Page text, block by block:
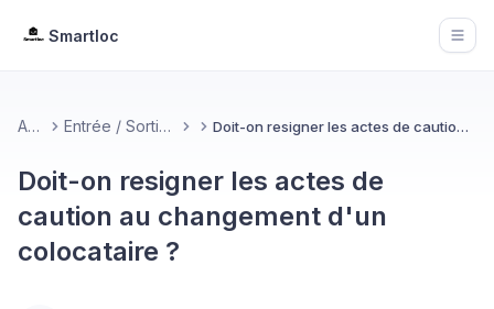
Smartloc
Accueil Entrée / Sortie des locataires Doit-on resigner les actes de caution au changement d'un colocataire ?
Doit-on resigner les actes de
caution au changement d'un
colocataire ?